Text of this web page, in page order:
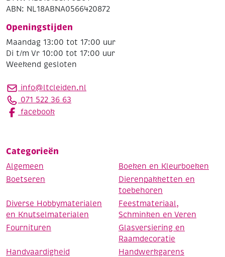
ABN: NL18ABNA0566420872
Openingstijden
Maandag 13:00 tot 17:00 uur
Di t/m Vr 10:00 tot 17:00 uur
Weekend gesloten
info@ltcleiden.nl
071 522 36 63
facebook
Categorieën
Algemeen
Boeken en Kleurboeken
Boetseren
Dierenpakketten en
toebehoren
Diverse Hobbymaterialen
en Knutselmaterialen
Feestmateriaal,
Schminken en Veren
Fournituren
Glasversiering en
Raamdecoratie
Handvaardigheid
Handwerkgarens